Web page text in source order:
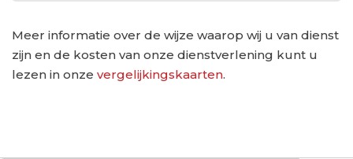
Meer informatie over de wijze waarop wij u van dienst
zijn en de kosten van onze dienstverlening kunt u
lezen in onze vergelijkingskaarten.